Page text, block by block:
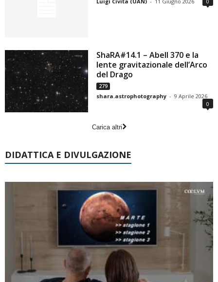
ShaRA#14.1 – Abell 370 e la
lente gravitazionale dell’Arco
del Drago
279
shara.astrophotography - 9 Aprile 2026
0
Carica altri
DIDATTICA E DIVULGAZIONE